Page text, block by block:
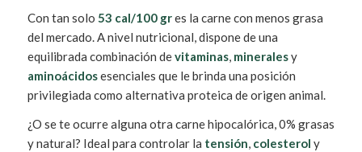
Con tan solo 53 cal/100 gres la carne con menos grasa
del mercado. A nivel nutricional, dispone de una
equilibrada combinación devitaminas, mineralesy
aminoácidosesenciales que le brinda una posición
privilegiada como alternativa proteica de origen animal.
¿O se te ocurre alguna otra carne hipocalórica, 0% grasas
y natural? Ideal para controlar la tensión, colesterol y